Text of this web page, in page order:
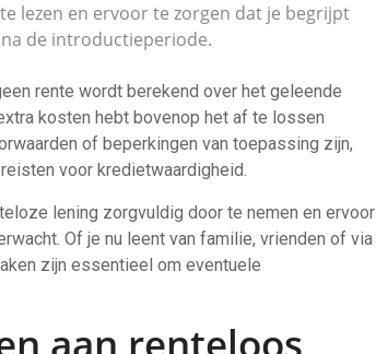
lezen en ervoor te zorgen dat je begrijpt
de introductieperiode.
rente wordt berekend over het geleende
kosten hebt bovenop het af te lossen
of beperkingen van toepassing zijn,
voor kredietwaardigheid.
lening zorgvuldig door te nemen en ervoor
Of je nu leent van familie, vrienden of via
zijn essentieel om eventuele
aan renteloos